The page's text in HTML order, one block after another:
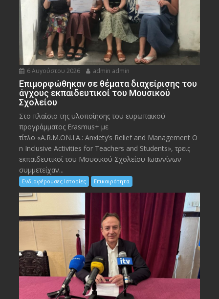
6 Αυγούστου 2026 admin admin
Eπιμορφώθηκαν σε θέματα διαχείρισης του
άγχους εκπαιδευτικοί του Μουσικού
Σχολείου
Στο πλαίσιο της υλοποίησης του ευρωπαϊκού
προγράμματος Erasmus+ με
τίτλο «A.R.M.ON.I.A.: Anxiety’s Relief and Management O
n Inclusive Activities for Teachers and Students», τρεις
εκπαιδευτικοί του Μουσικού Σχολείου Ιωαννίνων
συμμετείχαν...
Ενδιαφέρουσες Ιστορίες Επικαιρότητα